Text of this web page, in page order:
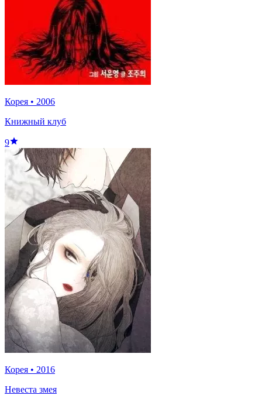
Корея • 2006
Книжный клуб
9
Корея • 2016
Невеста змея